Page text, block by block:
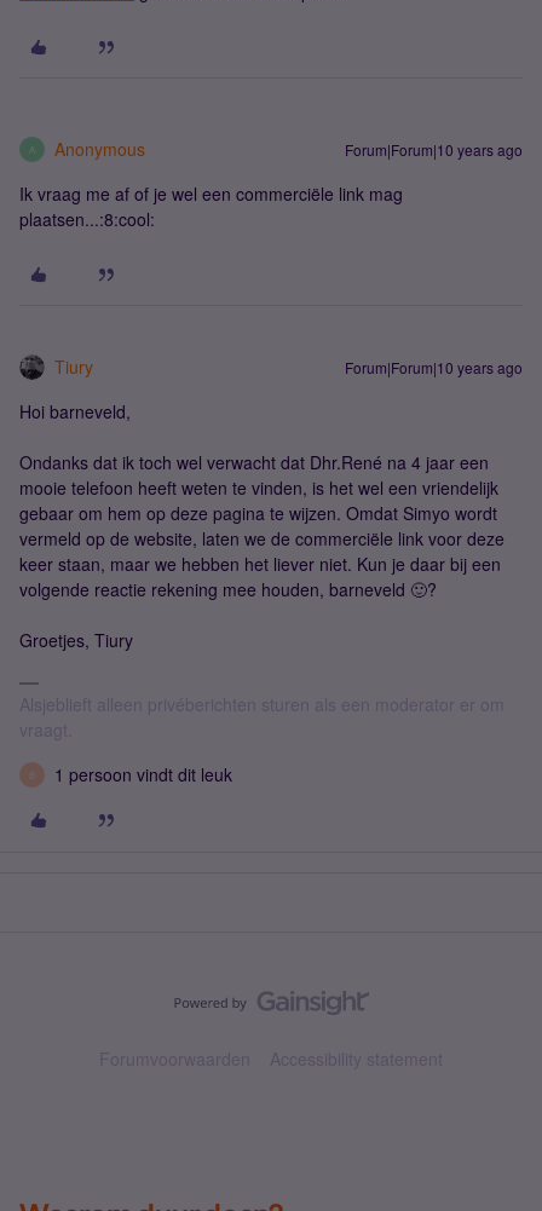
A Anonymous Forum|Forum|10 years ago
Ik vraag me af of je wel een commerciële link mag
plaatsen...:8:cool:
Tiury Forum|Forum|10 years ago
Hoi barneveld,
Ondanks dat ik toch wel verwacht dat Dhr.René na 4 jaar een
mooie telefoon heeft weten te vinden, is het wel een vriendelijk
gebaar om hem op deze pagina te wijzen. Omdat Simyo wordt
vermeld op de website, laten we de commerciële link voor deze
keer staan, maar we hebben het liever niet. Kun je daar bij een
volgende reactie rekening mee houden, barneveld 🙂?
Groetjes, Tiury
Alsjeblieft alleen privéberichten sturen als een moderator er om
vraagt.
B 1 persoon vindt dit leuk
Forumvoorwaarden Accessibility statement